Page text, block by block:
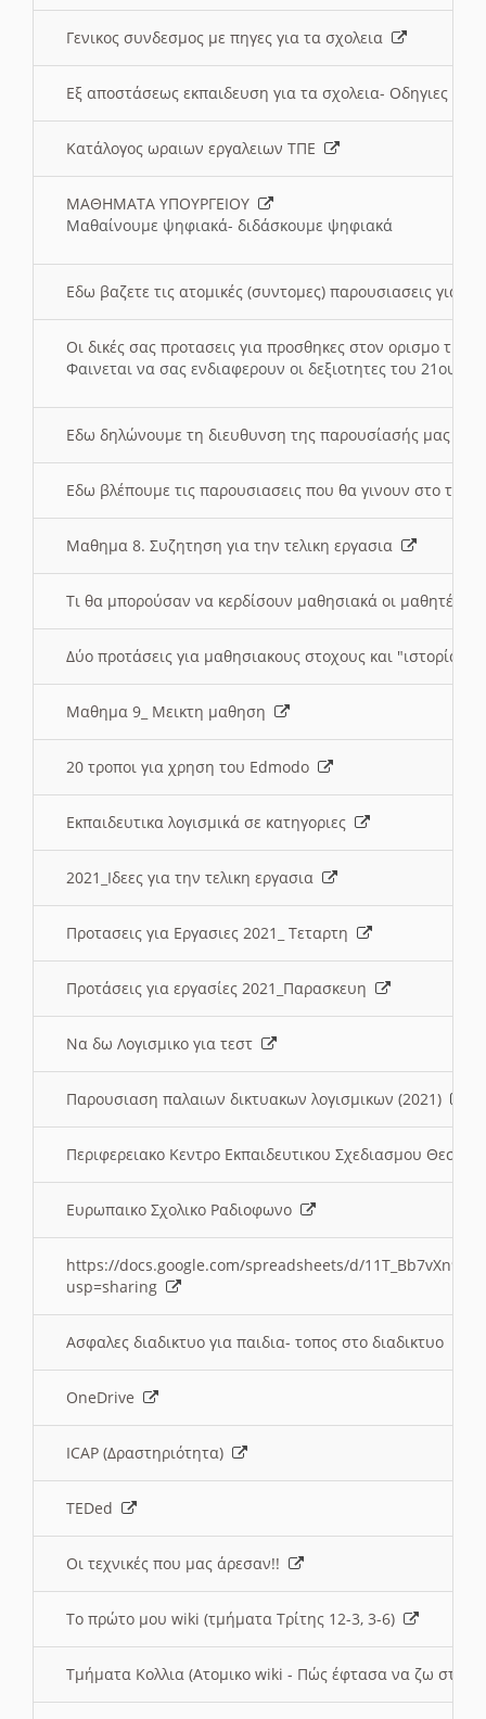
Γενικος συνδεσμος με πηγες για τα σχολεια
Εξ αποστάσεως εκπαιδευση για τα σχολεια- Οδηγιες
Κατάλογος ωραιων εργαλειων ΤΠΕ
ΜΑΘΗΜΑΤΑ ΥΠΟΥΡΓΕΙΟΥ
Μαθαίνουμε ψηφιακά- διδάσκουμε ψηφιακά
Εδω βαζετε τις ατομικές (συντομες) παρουσιασεις για
Οι δικές σας προτασεις για προσθηκες στον ορισμο
Φαινεται να σας ενδιαφερουν οι δεξιοτητες του 21ου
Εδω δηλώνουμε τη διευθυνση της παρουσίασής μας
Εδω βλέπουμε τις παρουσιασεις που θα γινουν στο
Μαθημα 8. Συζητηση για την τελικη εργασια
Τι θα μπορούσαν να κερδίσουν μαθησιακά οι μαθητές/
Δύο προτάσεις για μαθησιακους στοχους και "ιστορία"
Μαθημα 9_ Μεικτη μαθηση
20 τροποι για χρηση του Edmodo
Εκπαιδευτικα λογισμικά σε κατηγοριες
2021_Ιδεες για την τελικη εργασια
Προτασεις για Εργασιες 2021_ Τεταρτη
Προτάσεις για εργασίες 2021_Παρασκευη
Να δω Λογισμικο για τεστ
Παρουσιαση παλαιων δικτυακων λογισμικων (2021)
Περιφερειακο Κεντρο Εκπαιδευτικου Σχεδιασμου
Ευρωπαικο Σχολικο Ραδιοφωνο
https://docs.google.com/spreadsheets/d/
usp=sharing
Ασφαλες διαδικτυο για παιδια- τοπος στο διαδικτυο
OneDrive
ICAP (Δραστηριότητα)
TEDed
Οι τεχνικές που μας άρεσαν!!
Το πρώτο μου wiki (τμήματα Τρίτης 12-3, 3-6)
Τμήματα Κολλια (Ατομικο wiki - Πώς έφτασα να ζω στην